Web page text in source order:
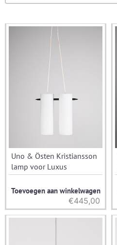
Uno & Östen Kristiansson
lamp voor Luxus
Toevoegen aan winkelwagen
€445,00